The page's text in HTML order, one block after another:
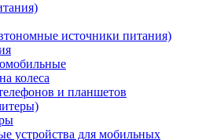
источники питания)
колеса
и планшетов
устройства для мобильных